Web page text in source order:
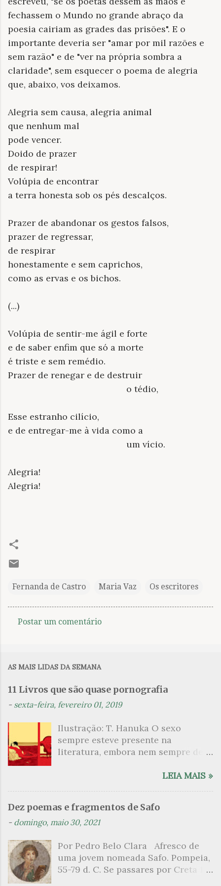
fechassem o Mundo no grande abraço da
poesia cairiam as grades das prisões". E o
importante deveria ser "amar por mil razões e
sem razão" e de "ver na própria sombra a
claridade", sem esquecer o poema de alegria
que, abaixo, vos deixamos.
Alegria sem causa, alegria animal
que nenhum mal
pode vencer.
Doido de prazer
de respirar!
Volúpia de encontrar
a terra honesta sob os pés descalços.
Prazer de abandonar os gestos falsos,
prazer de regressar,
de respirar
honestamente e sem caprichos,
como as ervas e os bichos.
(...)
Volúpia de sentir-me ágil e forte
e de saber enfim que só a morte
é triste e sem remédio.
Prazer de renegar e de destruir
o tédio,
Esse estranho cilício,
e de entregar-me à vida como a
um vício.
Alegria!
Alegria!
Fernanda de Castro Maria Vaz Os escritores
n
t
i
o
Postar um comentário
AS MAIS LIDAS DA SEMANA
11 Livros que são quase pornografia
- sexta-feira, fevereiro 01, 2019
Ilustração: T. Hanuka O sexo
sempre esteve presente na
literatura, embora nem sempre de
que mergulharam em sua própria
psicanalítico e findaram por revelar
a partir dessa intimidade o lado
apresenta um conjunto de livros
nos quais os escritores se
desnudam, livros que dispensam o
LEIA MAIS »
Dez poemas e fragmentos de Safo
- domingo, maio 30, 2021
Por Pedro Belo Clara Afresco de
uma jovem nomeada Safo. Pompeia,
55-79 d. C. Se passares por Creta 1